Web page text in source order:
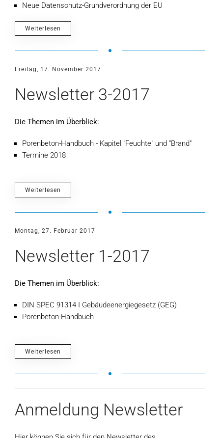
Neue Datenschutz-Grundverordnung der EU
Weiterlesen
Freitag, 17. November 2017
Newsletter 3-2017
Die Themen im Überblick:
Porenbeton-Handbuch - Kapitel "Feuchte" und "Brand"
Termine 2018
Weiterlesen
Montag, 27. Februar 2017
Newsletter 1-2017
Die Themen im Überblick:
DIN SPEC 91314 Ι Gebäudeenergiegesetz (GEG)
Porenbeton-Handbuch
Weiterlesen
Anmeldung Newsletter